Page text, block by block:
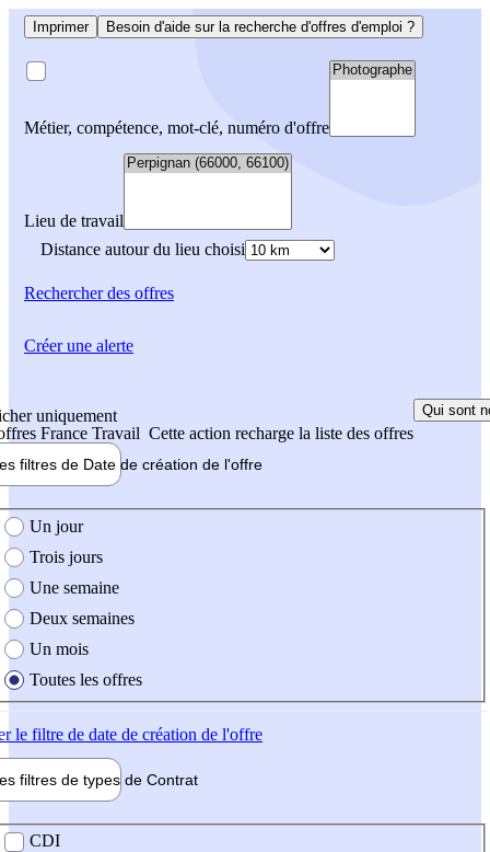
Imprimer Besoin d'aide sur la recherche d'offres d'emploi ?
Métier, compétence, mot-clé, numéro d'offre
Lieu de travail
Distance autour du lieu choisi
Rechercherdes offres
uniquement
France Travail Cette action recharge la liste des offres
Qui sont
filtres de Date de création de l'offre
création de l'offre
Un jour
Trois jours
Une semaine
Deux semaines
Un mois
Toutes les offres
le filtre de date de création de l'offre
filtres de types de Contrat
contrat
CDI
Créer une alerte